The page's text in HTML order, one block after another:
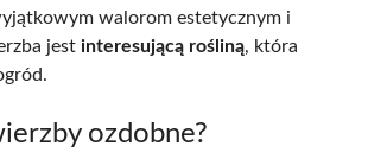
walorom estetycznym i
jest interesującą rośliną, która
ozdobne?